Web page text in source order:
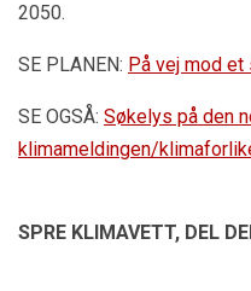
2050.
SE PLANEN: På vej mod
SE OGSÅ: Søkelys på den
klimameldingen/
SPRE KLIMAVETT, DEL